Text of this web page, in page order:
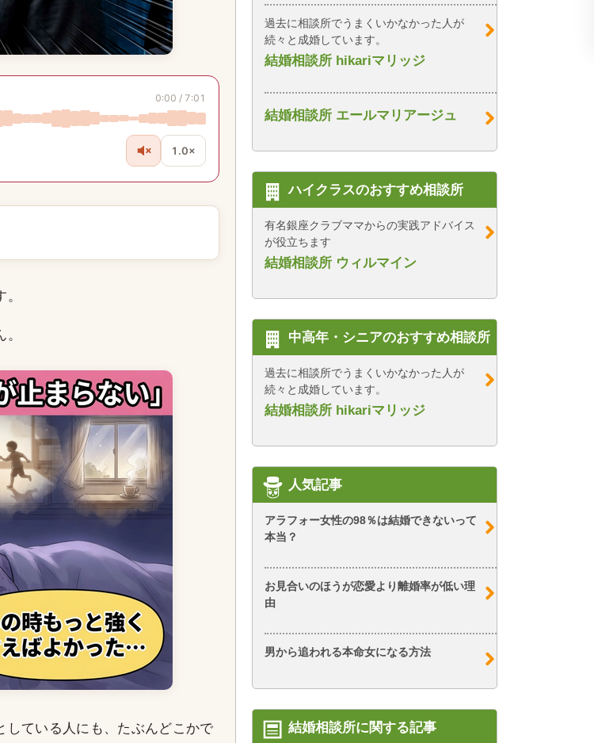
0:00 / 7:01
1.0×
している人にも、たぶんどこかで
過去に相談所でうまくいかなかった人が
続々と成婚しています。
結婚相談所 hikariマリッジ
結婚相談所 エールマリアージュ
ハイクラスのおすすめ相談所
有名銀座クラブママからの実践アドバイス
が役立ちます
結婚相談所 ウィルマイン
中高年・シニアのおすすめ相談所
過去に相談所でうまくいかなかった人が
続々と成婚しています。
結婚相談所 hikariマリッジ
人気記事
アラフォー女性の98％は結婚できないって
本当？
お見合いのほうが恋愛より離婚率が低い理
由
男から追われる本命女になる方法
結婚相談所に関する記事